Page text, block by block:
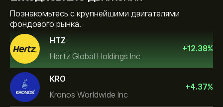
Познакомьтесь с крупнейшими двигателями
фондового рынка.
HTZ
Hertz Global Holdings Inc
+12.38%
KRO
Kronos Worldwide Inc
+4.37%